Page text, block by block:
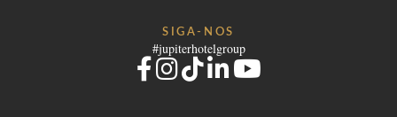
SIGA-NOS
#jupiterhotelgroup